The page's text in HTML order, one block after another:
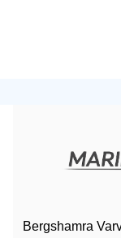
Bergshamra